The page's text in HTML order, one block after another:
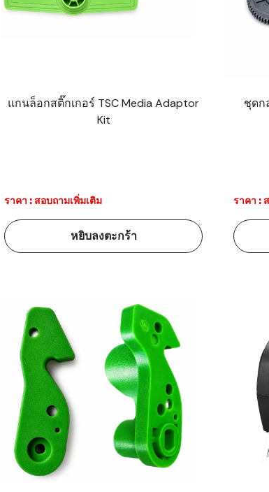
อะไร
หลักการของบาร์โค้ด
แกนล็อกสติ๊กเกอร์ TSC Media Adaptor
Kit
ราคา : สอบถามเพิ่มเติม
หยิบลงตะกร้า
ชุดก
ราคา :